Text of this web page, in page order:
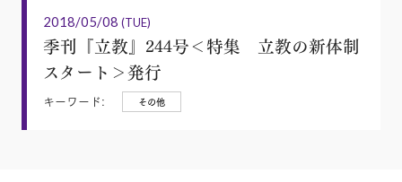
2018/05/08 (TUE)
季刊『立教』244号＜特集 立教の新体制
スタート＞発行
キーワード: その他